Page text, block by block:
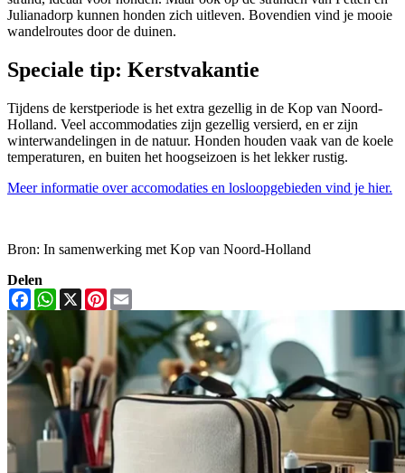
Julianadorp kunnen honden zich uitleven. Bovendien vind je mooie
wandelroutes door de duinen.
Speciale tip: Kerstvakantie
Tijdens de kerstperiode is het extra gezellig in de Kop van Noord-
Holland. Veel accommodaties zijn gezellig versierd, en er zijn
winterwandelingen in de natuur. Honden houden vaak van de koele
temperaturen, en buiten het hoogseizoen is het lekker rustig.
Meer informatie over accomodaties en losloopgebieden vind je hier.
Bron: In samenwerking met Kop van Noord-Holland
Delen
FacebookWhatsApp
X Pinterest